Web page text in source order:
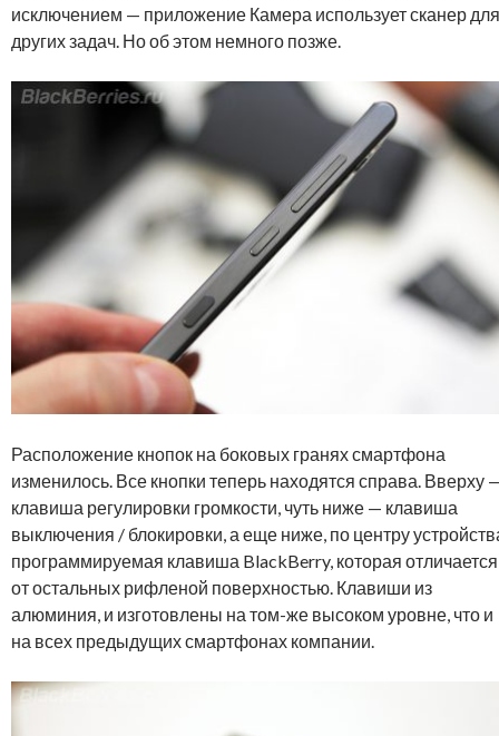
исключением — приложение Камера использует сканер для
других задач. Но об этом немного позже.
Расположение кнопок на боковых гранях смартфона
изменилось. Все кнопки теперь находятся справа. Вверху
клавиша регулировки громкости, чуть ниже — клавиша
выключения / блокировки, а еще ниже, по центру
программируемая клавиша BlackBerry, которая отличается
от остальных рифленой поверхностью. Клавиши из
алюминия, и изготовлены на том-же высоком уровне, что и
на всех предыдущих смартфонах компании.